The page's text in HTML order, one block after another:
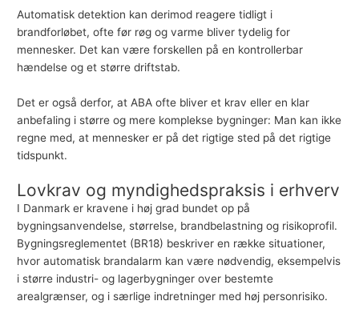
Automatisk detektion kan derimod reagere tidligt i
brandforløbet, ofte før røg og varme bliver tydelig for
mennesker. Det kan være forskellen på en kontrollerbar
hændelse og et større driftstab.
Det er også derfor, at ABA ofte bliver et krav eller en klar
anbefaling i større og mere komplekse bygninger: Man kan ikke
regne med, at mennesker er på det rigtige sted på det rigtige
tidspunkt.
Lovkrav og myndighedspraksis i erhverv
I Danmark er kravene i høj grad bundet op på
bygningsanvendelse, størrelse, brandbelastning og risikoprofil.
Bygningsreglementet (BR18) beskriver en række situationer,
hvor automatisk brandalarm kan være nødvendig, eksempelvis
i større industri- og lagerbygninger over bestemte
arealgrænser, og i særlige indretninger med høj personrisiko.